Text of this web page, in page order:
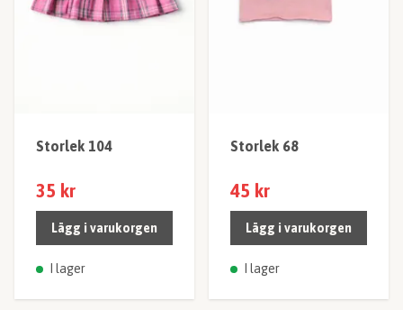
Storlek 104
35 kr
Lägg i varukorgen
I lager
Storlek 68
45 kr
Lägg i varukorgen
I lager